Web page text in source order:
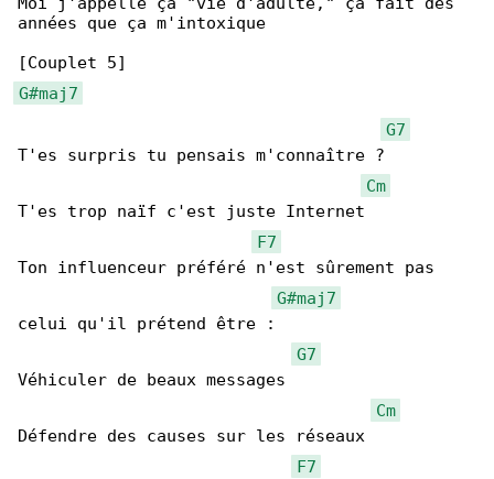
années que ça m'intoxique
G#maj7
G7
T'es surpris tu pensais m'connaître ?
Cm
T'es trop naïf c'est juste Internet
F7
Ton influenceur préféré n'est sûrement pas
G#maj7
celui qu'il prétend être :
G7
Véhiculer de beaux messages
Cm
Défendre des causes sur les réseaux
F7